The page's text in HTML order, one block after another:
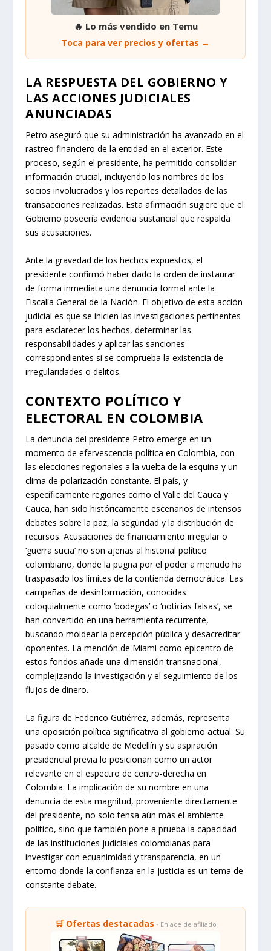
🔥 Lo más vendido en Temu
Toca para ver precios y ofertas →
LA RESPUESTA DEL GOBIERNO Y
LAS ACCIONES JUDICIALES
ANUNCIADAS
Petro aseguró que su administración ha avanzado en el
rastreo financiero de la entidad en el exterior. Este
proceso, según el presidente, ha permitido consolidar
información crucial, incluyendo los nombres de los
socios involucrados y los reportes detallados de las
transacciones realizadas. Esta afirmación sugiere que el
Gobierno poseería evidencia sustancial que respalda
sus acusaciones.
Ante la gravedad de los hechos expuestos, el
presidente confirmó haber dado la orden de instaurar
de forma inmediata una denuncia formal ante la
Fiscalía General de la Nación. El objetivo de esta acción
judicial es que se inicien las investigaciones pertinentes
para esclarecer los hechos, determinar las
responsabilidades y aplicar las sanciones
correspondientes si se comprueba la existencia de
irregularidades o delitos.
CONTEXTO POLÍTICO Y
ELECTORAL EN COLOMBIA
La denuncia del presidente Petro emerge en un
momento de efervescencia política en Colombia, con
las elecciones regionales a la vuelta de la esquina y un
clima de polarización constante. El país, y
específicamente regiones como el Valle del Cauca y
Cauca, han sido históricamente escenarios de intensos
debates sobre la paz, la seguridad y la distribución de
recursos. Acusaciones de financiamiento irregular o
‘guerra sucia’ no son ajenas al historial político
colombiano, donde la pugna por el poder a menudo ha
traspasado los límites de la contienda democrática. Las
campañas de desinformación, conocidas
coloquialmente como ‘bodegas’ o ‘noticias falsas’, se
han convertido en una herramienta recurrente,
buscando moldear la percepción pública y desacreditar
oponentes. La mención de Miami como epicentro de
estos fondos añade una dimensión transnacional,
complejizando la investigación y el seguimiento de los
flujos de dinero.
La figura de Federico Gutiérrez, además, representa
una oposición política significativa al gobierno actual. Su
pasado como alcalde de Medellín y su aspiración
presidencial previa lo posicionan como un actor
relevante en el espectro de centro-derecha en
Colombia. La implicación de su nombre en una
denuncia de esta magnitud, proveniente directamente
del presidente, no solo tensa aún más el ambiente
político, sino que también pone a prueba la capacidad
de las instituciones judiciales colombianas para
investigar con ecuanimidad y transparencia, en un
entorno donde la confianza en la justicia es un tema de
constante debate.
🛒 Ofertas destacadas · Enlace de afiliado